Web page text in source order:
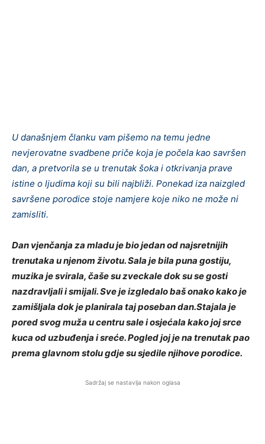
U današnjem članku vam pišemo na temu jedne
nevjerovatne svadbene priče koja je počela kao savršen
dan, a pretvorila se u trenutak šoka i otkrivanja prave
istine o ljudima koji su bili najbliži. Ponekad iza naizgled
savršene porodice stoje namjere koje niko ne može ni
zamisliti.
Dan vjenčanja za mladu je bio jedan od najsretnijih
trenutaka u njenom životu. Sala je bila puna gostiju,
muzika je svirala, čaše su zveckale dok su se gosti
nazdravljali i smijali. Sve je izgledalo baš onako kako je
zamišljala dok je planirala taj poseban dan.Stajala je
pored svog muža u centru sale i osjećala kako joj srce
kuca od uzbuđenja i sreće. Pogled joj je na trenutak pao
prema glavnom stolu gdje su sjedile njihove porodice.
Sadržaj se nastavlja nakon oglasa